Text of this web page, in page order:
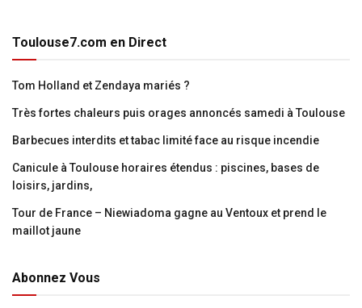
Toulouse7.com en Direct
Tom Holland et Zendaya mariés ?
Très fortes chaleurs puis orages annoncés samedi à Toulouse
Barbecues interdits et tabac limité face au risque incendie
Canicule à Toulouse horaires étendus : piscines, bases de
loisirs, jardins,
Tour de France – Niewiadoma gagne au Ventoux et prend le
maillot jaune
Abonnez Vous